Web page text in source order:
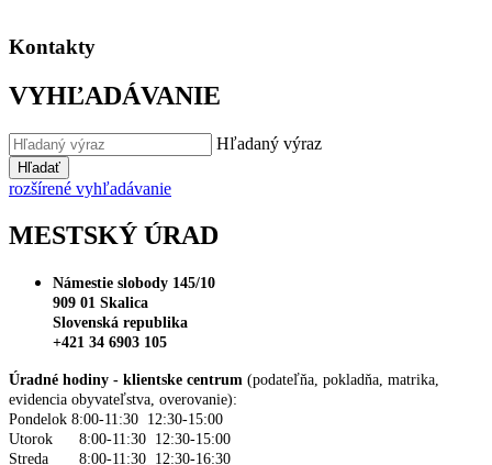
Kontakty
VYHĽADÁVANIE
Hľadaný výraz
Hľadať
rozšírené vyhľadávanie
MESTSKÝ ÚRAD
Námestie slobody 145/10
909 01 Skalica
Slovenská republika
+421 34 6903 105
Úradné hodiny - klientske centrum (podateľňa, pokladňa, matrika,
evidencia obyvateľstva, overovanie):
Pondelok 8:00-11:30 12:30-15:00
Utorok 8:00-11:30 12:30-15:00
Streda 8:00-11:30 12:30-16:30